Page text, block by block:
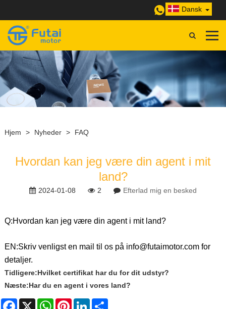
Dansk
Hjem > Nyheder > FAQ
Hvordan kan jeg være din agent i mit
land?
2024-01-08 2 Efterlad mig en besked
Q:Hvordan kan jeg være din agent i mit land?
EN:Skriv venligst en mail til os på info@futaimotor.com for
detaljer.
Tidligere:Hvilket certifikat har du for dit udstyr?
Næste:Har du en agent i vores land?
Facebook
X WhatsAppPinterestLinkedIn